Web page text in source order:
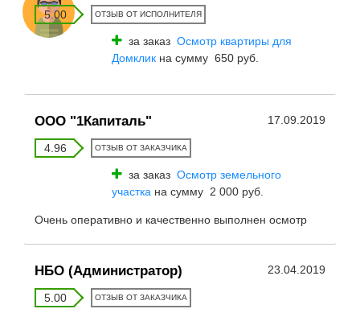
5.00 ОТЗЫВ ОТ ИСПОЛНИТЕЛЯ
за заказ Осмотр квартиры для
Домклик на сумму 650 руб.
ООО "1Капиталь" 17.09.2019
4.96 ОТЗЫВ ОТ ЗАКАЗЧИКА
за заказ Осмотр земельного
участка на сумму 2 000 руб.
Очень оперативно и качественно выполнен осмотр
НБО (Администратор) 23.04.2019
5.00 ОТЗЫВ ОТ ЗАКАЗЧИКА